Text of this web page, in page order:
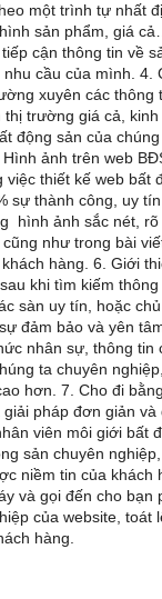
một trình tự nhất
sản phẩm, giá
cận thông tin về
cầu của mình. 4.
xuyên các thông
thị trường giá cả,
động sản của
ảnh trên web
việc thiết kế web bất
sự thành công, uy
hình ảnh sắc nét,
như trong bài
hàng. 6. Giới
khi tìm kiếm
sàn uy tín, hoặc
đảm bảo và yên
nhân sự, thông tin
ta chuyên
hơn. 7. Cho đi
pháp đơn giản và
viên môi giới bất
sản chuyên
niềm tin của khách
và gọi đến cho bạn
của website, toát
hàng.